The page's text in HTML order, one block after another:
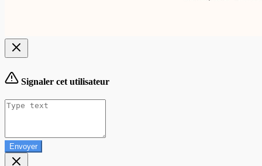
Signaler cet utilisateur
Envoyer